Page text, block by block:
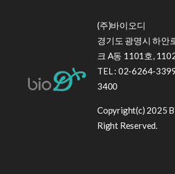
(주)바이오디
경기도 광명시 하안
크 A동 1101호,
TEL : 02-6264-
3400
Copyright(c) 2025
Right Reserved.